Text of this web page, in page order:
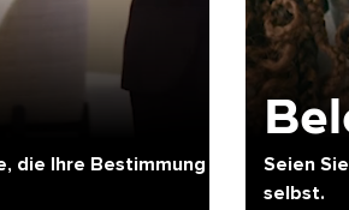
die Ihre Bestimmung
Seien
selbst.